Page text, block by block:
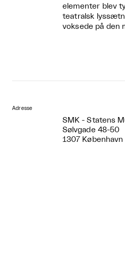
elementer blev
teatralsk
voksede på den
Adresse
SMK - Statens
Sølvgade 48-50
1307 København